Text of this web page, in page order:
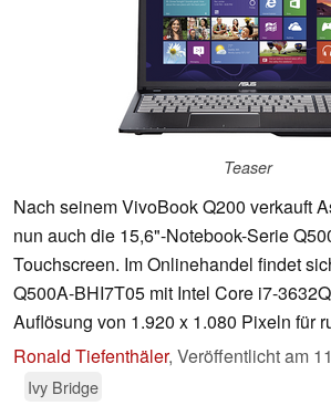
Teaser
Nach seinem VivoBook Q200 verkauft
nun auch die 15,6"-Notebook-Serie
Touchscreen. Im Onlinehandel findet
Q500A-BHI7T05 mit Intel Core i7-
Auflösung von 1.920 x 1.080 Pixeln für
Ronald Tiefenthäler, Veröffentlicht am
Ivy Bridge